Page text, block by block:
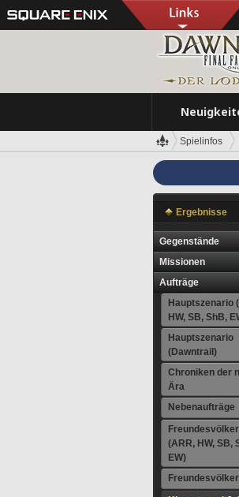
Spielinfos
Ergebnisse
Gegenstände
Missionen
Aufträge
Hauptszenario
HW, SB, ShB,
Hauptszenario
(Dawntrail)
Chroniken der
Ära
Nebenaufträge
Freundesvölker
(ARR, HW, SB,
EW)